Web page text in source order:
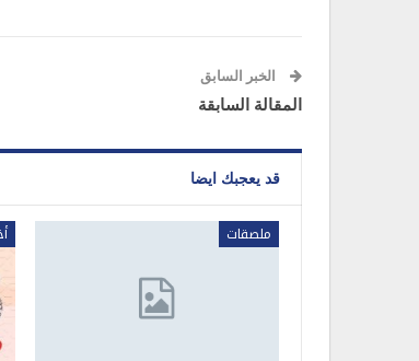
الخبر السابق
المقالة السابقة
قد يعجبك ايضا
ملصقات